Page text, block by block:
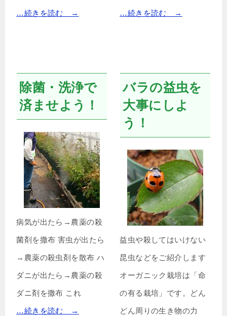
…続きを読む → …続きを読む →
除菌・洗浄で
済ませよう！
病気が出たら→農薬の殺
菌剤を撒布 害虫が出たら
→農薬の殺虫剤を散布 ハ
ダニが出たら→農薬の殺
ダニ剤を撒布 これ
…続きを読む →
バラの益虫を
大事にしよ
う！
益虫や殺してはいけない
昆虫などをご紹介します
オーガニック栽培は「命
の有る栽培」です。どん
どん周りの生き物の力